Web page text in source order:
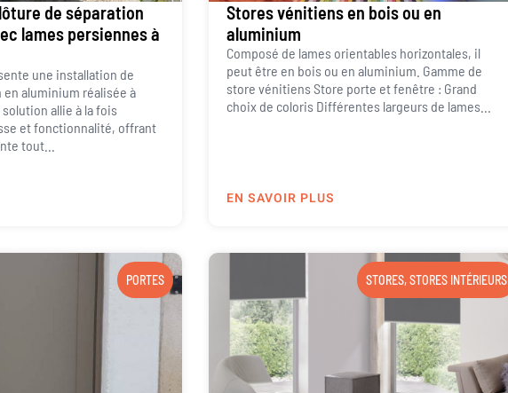
de séparation
lames persiennes à
une installation de
aluminium réalisée à
solution allie à la fois
et fonctionnalité, offrant
tout...
Stores vénitiens en bois ou en
aluminium
Composé de lames orientables horizontales, il
peut être en bois ou en aluminium. Gamme de
store vénitiens Store porte et fenêtre : Grand
choix de coloris Différentes largeurs de lames...
EN SAVOIR PLUS
PORTES STORES,STORES INTÉRIEURS